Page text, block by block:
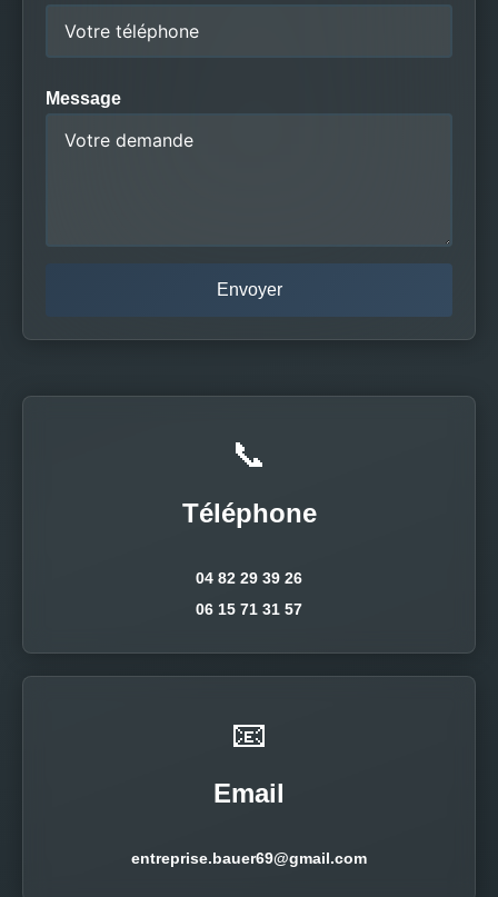
Message
📞
Téléphone
04 82 29 39 26
06 15 71 31 57
📧
Email
entreprise.bauer69@gmail.com